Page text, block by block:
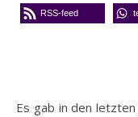
RSS-feed
Es gab in den letzten Jahren immer wieder einmal Romane